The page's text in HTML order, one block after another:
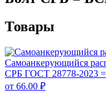
Товары
Самоанкерующийся
СРБ ГОСТ 28778-2023
от 66.00 ₽